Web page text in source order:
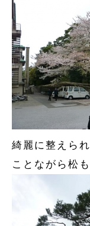
綺麗に整えら
ことながら松